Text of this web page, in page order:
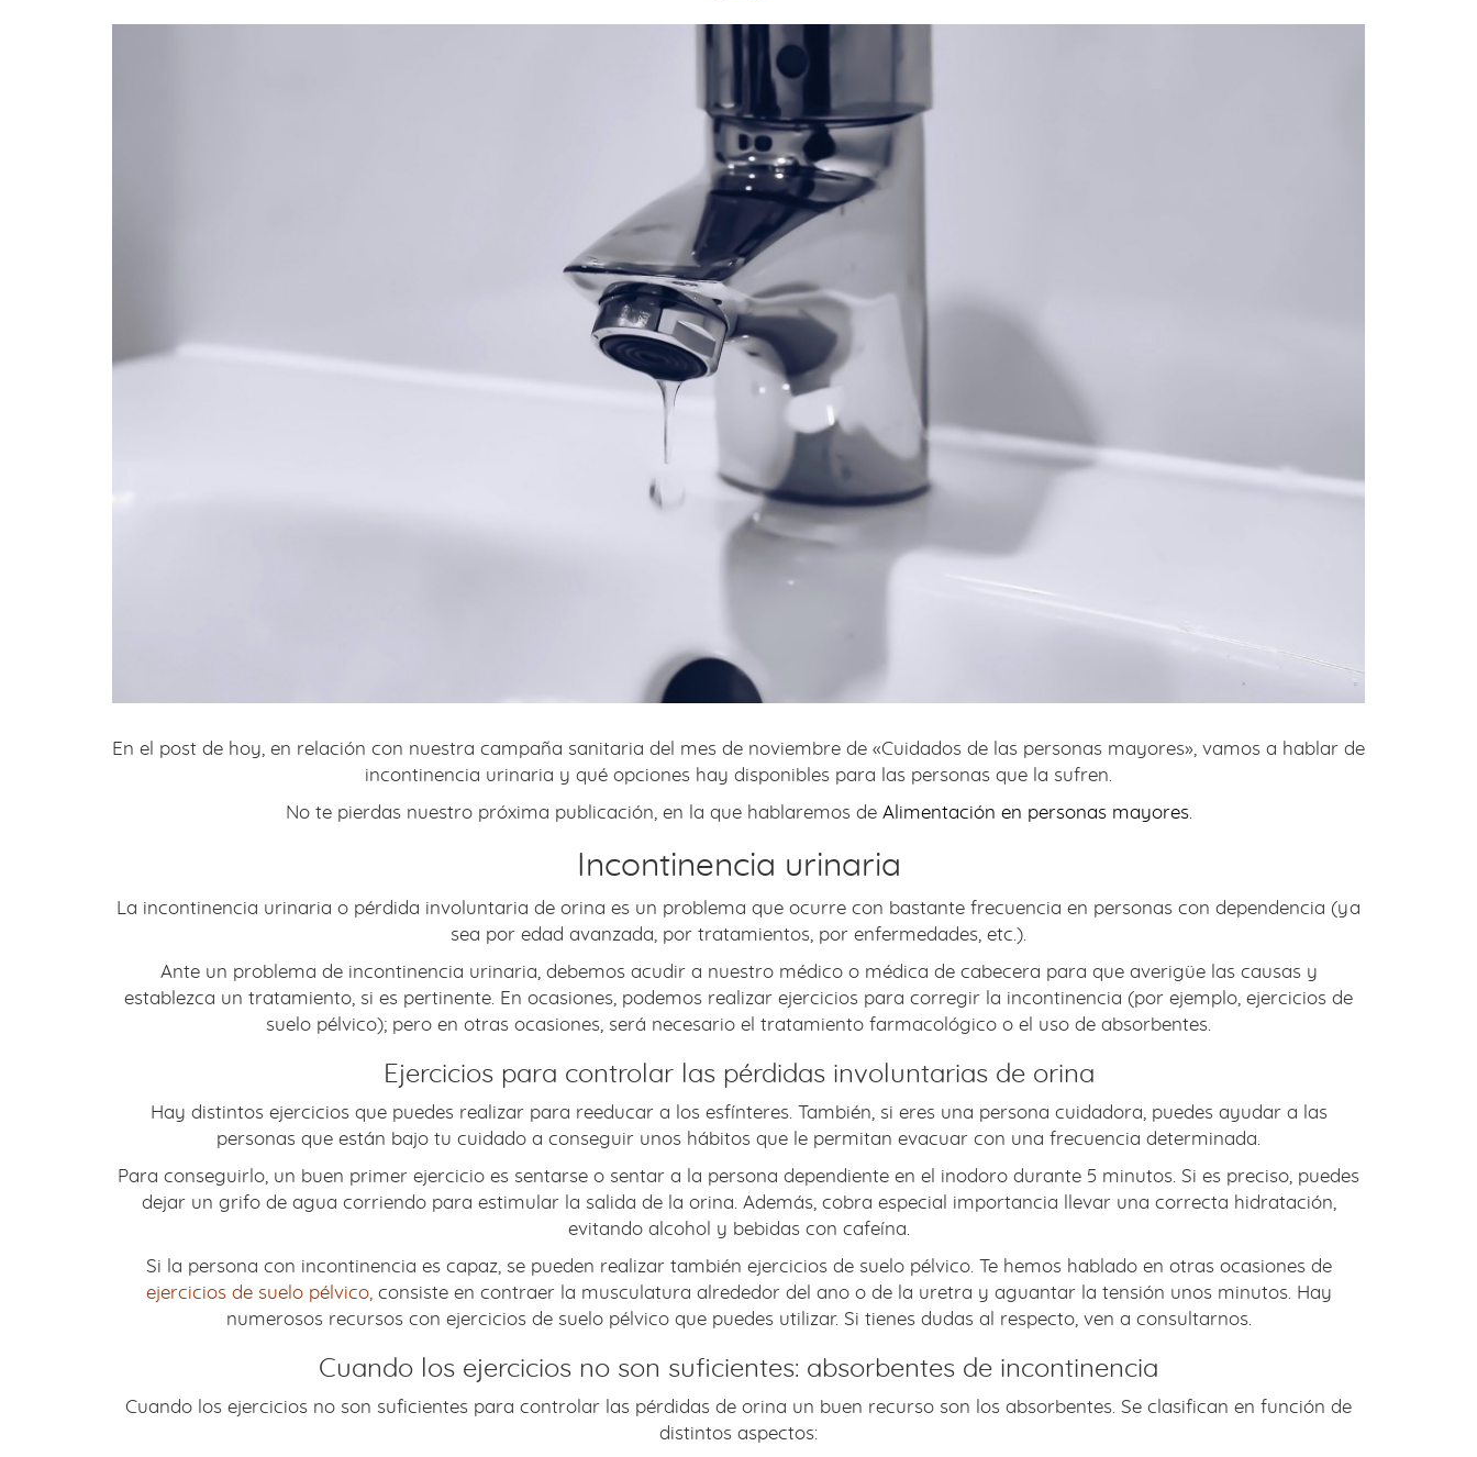
En el post de hoy, en relación con nuestra campaña sanitaria del mes de noviembre de «Cuidados de las personas mayores», vamos a hablar de
incontinencia urinaria y qué opciones hay disponibles para las personas que la sufren.
No te pierdas nuestro próxima publicación, en la que hablaremos de Alimentación en personas mayores.
Incontinencia urinaria
La incontinencia urinaria o pérdida involuntaria de orina es un problema que ocurre con bastante frecuencia en personas con dependencia (ya
sea por edad avanzada, por tratamientos, por enfermedades, etc.).
Ante un problema de incontinencia urinaria, debemos acudir a nuestro médico o médica de cabecera para que averigüe las causas y
establezca un tratamiento, si es pertinente. En ocasiones, podemos realizar ejercicios para corregir la incontinencia (por ejemplo, ejercicios de
suelo pélvico); pero en otras ocasiones, será necesario el tratamiento farmacológico o el uso de absorbentes.
Ejercicios para controlar las pérdidas involuntarias de orina
Hay distintos ejercicios que puedes realizar para reeducar a los esfínteres. También, si eres una persona cuidadora, puedes ayudar a las
personas que están bajo tu cuidado a conseguir unos hábitos que le permitan evacuar con una frecuencia determinada.
Para conseguirlo, un buen primer ejercicio es sentarse o sentar a la persona dependiente en el inodoro durante 5 minutos. Si es preciso, puedes
dejar un grifo de agua corriendo para estimular la salida de la orina. Además, cobra especial importancia llevar una correcta hidratación,
evitando alcohol y bebidas con cafeína.
Si la persona con incontinencia es capaz, se pueden realizar también ejercicios de suelo pélvico. Te hemos hablado en otras ocasiones de
ejercicios de suelo pélvico, consiste en contraer la musculatura alrededor del ano o de la uretra y aguantar la tensión unos minutos. Hay
numerosos recursos con ejercicios de suelo pélvico que puedes utilizar. Si tienes dudas al respecto, ven a consultarnos.
Cuando los ejercicios no son suficientes: absorbentes de incontinencia
Cuando los ejercicios no son suficientes para controlar las pérdidas de orina un buen recurso son los absorbentes. Se clasifican en función de
distintos aspectos: